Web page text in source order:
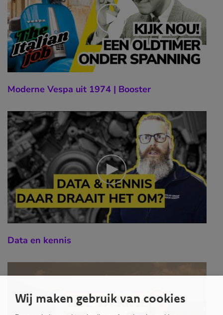
Moderne Vespa uit 1974 | Booster
Data en kennis
Wij maken gebruik van cookies